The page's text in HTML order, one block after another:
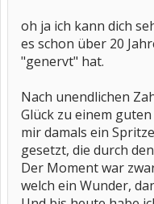
oh ja ich kann dich
es schon über 20
"genervt" hat.
Nach unendlichen
Glück zu einem
mir damals ein Spritze
gesetzt, die durch
Der Moment war
welch ein Wunder,